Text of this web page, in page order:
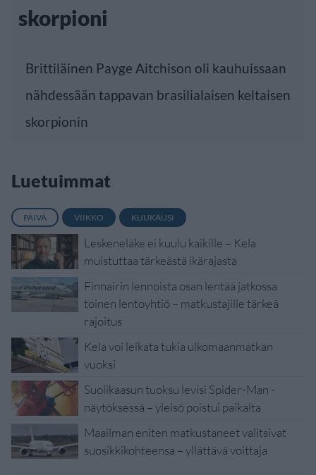
skorpioni
Brittiläinen Payge Aitchison oli kauhuissaan
nähdessään tappavan brasilialaisen keltaisen
skorpionin
Luetuimmat
PÄIVÄ VIIKKO KUUKAUSI
Leskeneläke ei kuulu kaikille – Kela
muistuttaa tärkeästä ikärajasta
Finnairin lennoista osan lentää jatkossa
toinen lentoyhtiö – matkustajille tärkeä
rajoitus
Kela voi leikata tukia ulkomaanmatkan
vuoksi
Suolikaasun tuoksu levisi Spider-Man -
näytöksessä – yleisö poistui paikalta
Maailman eniten matkustaneet valitsivat
suosikkikohteensa – yllättävä voittaja